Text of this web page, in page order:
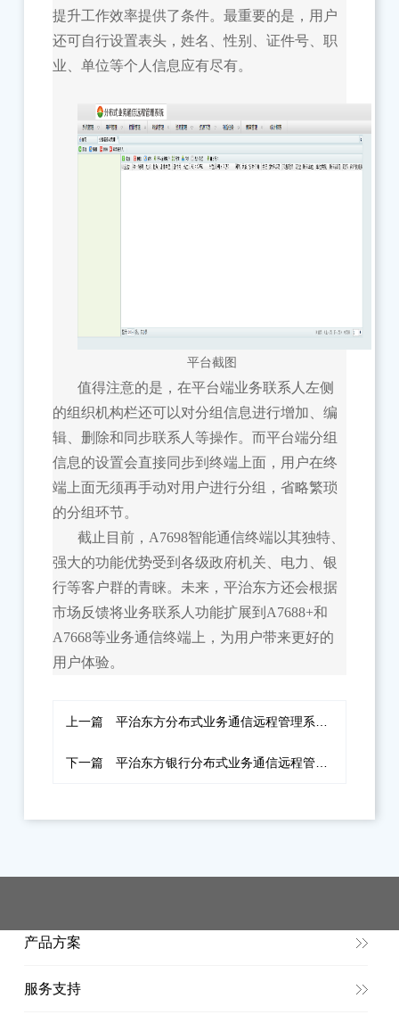
提升工作效率提供了条件。最重要的是，用户
还可自行设置表头，姓名、性别、证件号、职
业、单位等个人信息应有尽有。
平台截图
值得注意的是，在平台端业务联系人左侧
的组织机构栏还可以对分组信息进行增加、编
辑、删除和同步联系人等操作。而平台端分组
信息的设置会直接同步到终端上面，用户在终
端上面无须再手动对用户进行分组，省略繁琐
的分组环节。
截止目前，A7698智能通信终端以其独特、
强大的功能优势受到各级政府机关、电力、银
行等客户群的青睐。未来，平治东方还会根据
市场反馈将业务联系人功能扩展到A7688+和
A7668等业务通信终端上，为用户带来更好的
用户体验。
上一篇 平治东方分布式业务通信远程管理系统为何备受银行领导青睐
下一篇 平治东方银行分布式业务通信远程管理系统2.0标准版强势来袭
产品方案
服务支持